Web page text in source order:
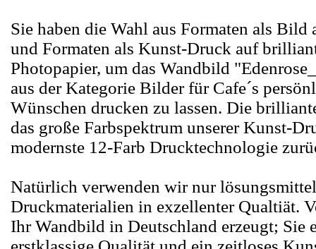
Sie haben die Wahl aus Formaten als Bild
und Formaten als Kunst-Druck auf
Photopapier, um das Wandbild
aus der Kategorie Bilder für Cafe´s
Wünschen drucken zu lassen. Die
das große Farbspektrum unserer Kunst-
modernste 12-Farb Drucktechnologie
Natürlich verwenden wir nur
Druckmaterialien in exzellenter Qualtiät.
Ihr Wandbild in Deutschland erzeugt; Sie